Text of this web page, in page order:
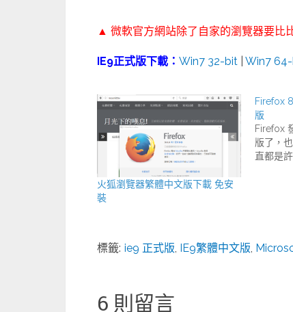
▲ 微軟官方網站除了自家的瀏覽器要比
IE9正式版下載： Win7 32-bit Win7
火狐瀏覽器繁體中文版下載 免安
裝
Firefox
版
Firefox
版了，
直都是
標籤: ie9 正式版 IE9繁體中文版
6 則留言